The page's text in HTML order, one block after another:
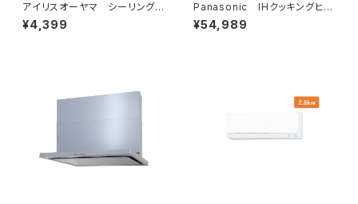
アイリスオーヤマ シーリングラ
イト 8畳
¥4,399
Panasonic IHクッキングヒー
ター 2口＋ラジエントヒーター
¥54,989